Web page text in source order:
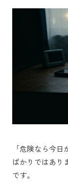
「危険なら今
ばかりではあり
です。